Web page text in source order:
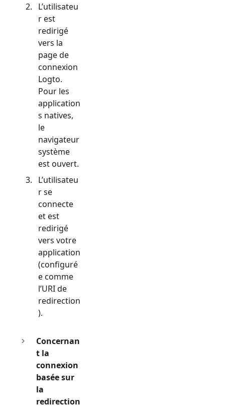
L’utilisateu
r est
redirigé
vers la
page de
connexion
Logto.
Pour les
application
s natives,
le
navigateur
système
est ouvert.
L’utilisateu
r se
connecte
et est
redirigé
vers votre
application
(configuré
e comme
l’URI de
redirection
).
Concernan
t la
connexion
basée sur
la
redirection